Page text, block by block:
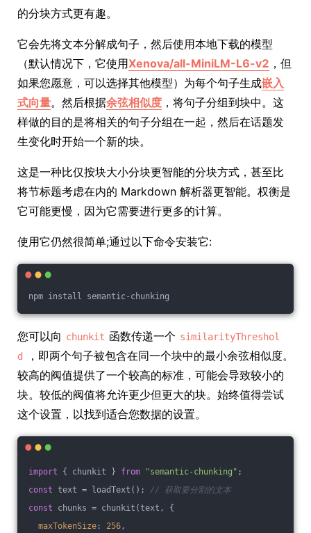
的分块方式更有趣。
它会先将文本分解成句子，然后使用本地下载的模型
（默认情况下，它使用Xenova/all-MiniLM-L6-v2 ，但
如果您愿意，可以选择其他模型）为每个句子生成嵌入
式向量。然后根据余弦相似度 ，将句子分组到块中。这
样做的目的是将相关的句子分组在一起，然后在话题发
生变化时开始一个新的块。
这是一种比仅按块大小分块更智能的分块方式，甚至比
将节标题考虑在内的 Markdown 解析器更智能。权衡是
它可能更慢，因为它需要进行更多的计算。
使用它仍然很简单;通过以下命令安装它:
npm install semantic-chunking
您可以向 chunkit 函数传递一个 similarityThreshol
d
，即两个句子被包含在同一个块中的最小余弦相似度。
较高的阀值提供了一个较高的标准，可能会导致较小的
块。较低的阀值将允许更少但更大的块。始终值得尝试
这个设置，以找到适合您数据的设置。
import { chunkit } from "semantic-chunking" ;
const text = loadText(); // 获取要分割的文本
const chunks = chunkit(text, {
maxTokenSize : 256,